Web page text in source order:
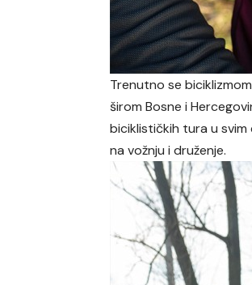
Trenutno se
širom Bosne i
biciklističkih tura u svim
na vožnju i druženje.